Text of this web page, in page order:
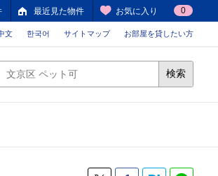
最近見た物件 お気に入り 0
文 한국어 サイトマップ お部屋を貸したい方
検索